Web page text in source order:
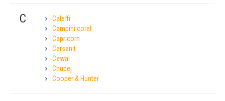
C
Caleffi
Campini corel
Capricorn
Cersanit
Cewal
Chudej
Cooper & Hunter